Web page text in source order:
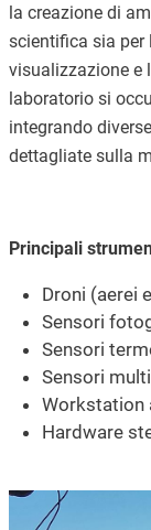
la creazione di
scientifica sia per
visualizzazione e
laboratorio si
integrando
dettagliate sulla
Principali
Droni (aerei
Sensori
Sensori
Sensori
Workstation
Hardware
Immagine